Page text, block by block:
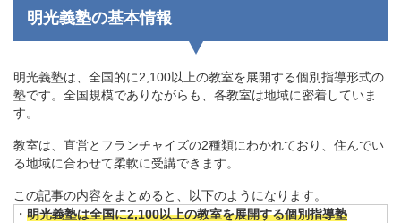
明光義塾の基本情報
明光義塾は、全国的に2,100以上の教室を展開する個別指導形式の
塾です。全国規模でありながらも、各教室は地域に密着していま
す。
教室は、直営とフランチャイズの2種類にわかれており、住んでい
る地域に合わせて柔軟に受講できます。
この記事の内容をまとめると、以下のようになります。
・ 明光義塾は全国に2,100以上の教室を展開する個別指導塾